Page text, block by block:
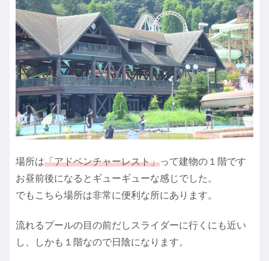
場所は「アドベンチャーレスト」って建物の１階です
お昼前後になるとギューギューな感じでした。
でもこちら場所は非常に便利な所にあります。
流れるプールの目の前だしスライダーに行くにも近い
し、しかも１階なので日陰になります。